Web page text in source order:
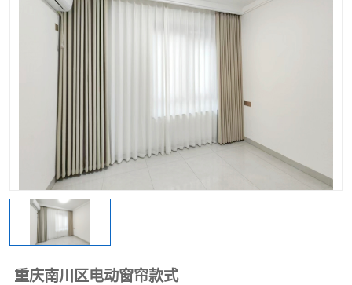
重庆南川区电动窗帘款式